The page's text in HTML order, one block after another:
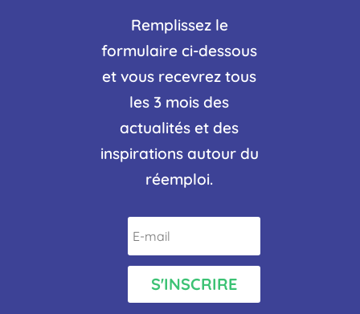
Remplissez le
formulaire ci-dessous
et vous recevrez tous
les 3 mois des
actualités et des
inspirations autour du
réemploi.
S'INSCRIRE